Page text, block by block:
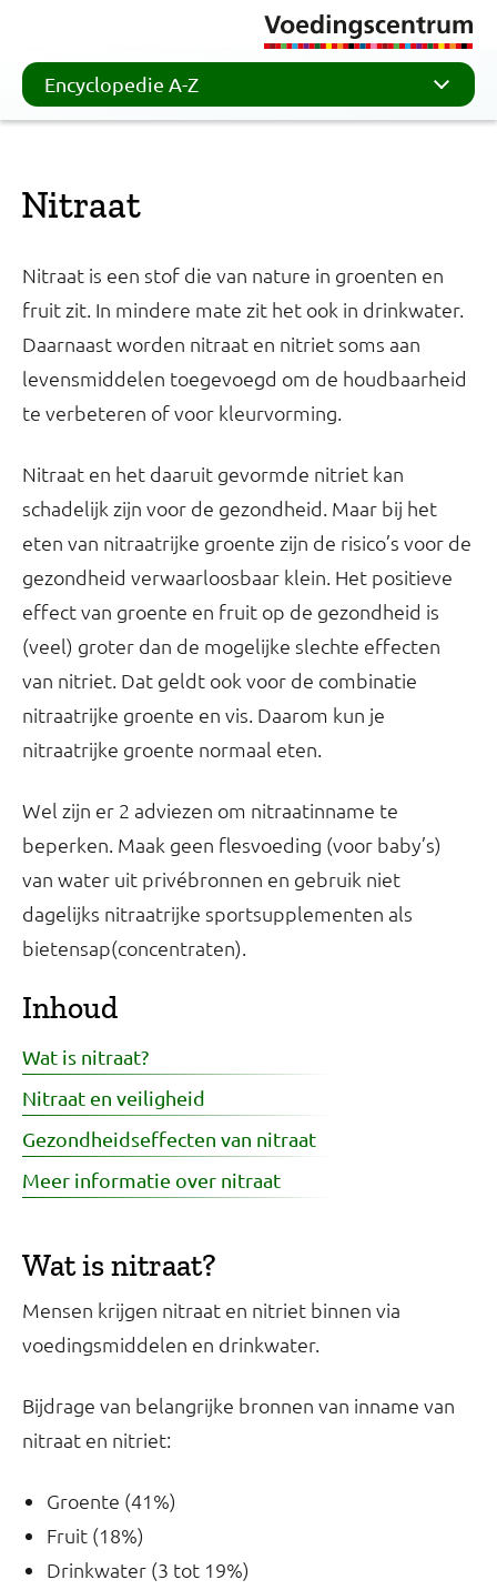
Encyclopedie A-Z
Nitraat
Nitraat is een stof die van nature in groenten en
fruit zit. In mindere mate zit het ook in drinkwater.
Daarnaast worden nitraat en nitriet soms aan
levensmiddelen toegevoegd om de houdbaarheid
te verbeteren of voor kleurvorming.
Nitraat en het daaruit gevormde nitriet kan
schadelijk zijn voor de gezondheid. Maar bij het
eten van nitraatrijke groente zijn de risico’s voor de
gezondheid verwaarloosbaar klein. Het positieve
effect van groente en fruit op de gezondheid is
(veel) groter dan de mogelijke slechte effecten
van nitriet. Dat geldt ook voor de combinatie
nitraatrijke groente en vis. Daarom kun je
nitraatrijke groente normaal eten.
Wel zijn er 2 adviezen om nitraatinname te
beperken. Maak geen flesvoeding (voor baby’s)
van water uit privébronnen en gebruik niet
dagelijks nitraatrijke sportsupplementen als
bietensap(concentraten).
Inhoud
Wat is nitraat?
Nitraat en veiligheid
Gezondheidseffecten van nitraat
Meer informatie over nitraat
Wat is nitraat?
Mensen krijgen nitraat en nitriet binnen via
voedingsmiddelen en drinkwater.
Bijdrage van belangrijke bronnen van inname van
nitraat en nitriet:
Groente (41%)
Fruit (18%)
Drinkwater (3 tot 19%)